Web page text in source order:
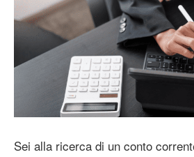
Sei alla ricerca di un conto